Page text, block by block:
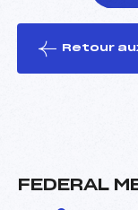
le ski
Retour
FEDERAL